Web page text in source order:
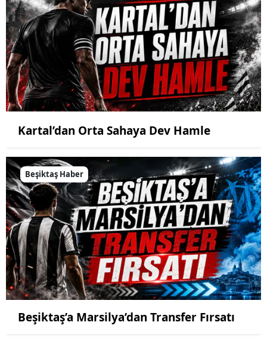
Kartal’dan Orta Sahaya Dev Hamle
Beşiktaş Haber
Beşiktaş’a Marsilya’dan Transfer Fırsatı